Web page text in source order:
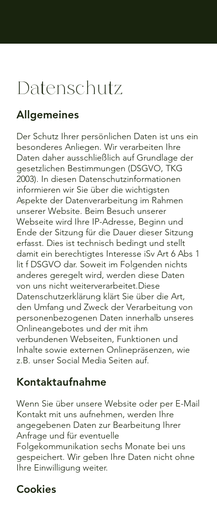
Datenschutz
Der Schutz Ihrer persönlichen Daten ist uns ein
besonderes Anliegen. Wir verarbeiten Ihre
Daten daher ausschließlich auf Grundlage der
gesetzlichen Bestimmungen (DSGVO, TKG
2003). In diesen Datenschutzinformationen
informieren wir Sie über die wichtigsten
Aspekte der Datenverarbeitung im Rahmen
unserer Website. Beim Besuch unserer
Webseite wird Ihre IP-Adresse, Beginn und
Ende der Sitzung für die Dauer dieser Sitzung
erfasst. Dies ist technisch bedingt und stellt
damit ein berechtigtes Interesse iSv Art 6 Abs 1
lit f DSGVO dar. Soweit im Folgenden nichts
anderes geregelt wird, werden diese Daten
von uns nicht weiterverarbeitet.Diese
Datenschutzerklärung klärt Sie über die Art,
den Umfang und Zweck der Verarbeitung von
personenbezogenen Daten innerhalb unseres
Onlineangebotes und der mit ihm
verbundenen Webseiten, Funktionen und
Inhalte sowie externen Onlinepräsenzen, wie
z.B. unser Social Media Seiten auf.
Allgemeines
Kontaktaufnahme
Wenn Sie über unsere Website oder per E-Mail
Kontakt mit uns aufnehmen, werden Ihre
angegebenen Daten zur Bearbeitung Ihrer
Anfrage und für eventuelle
Folgekommunikation sechs Monate bei uns
gespeichert. Wir geben Ihre Daten nicht ohne
Ihre Einwilligung weiter.
Cookies